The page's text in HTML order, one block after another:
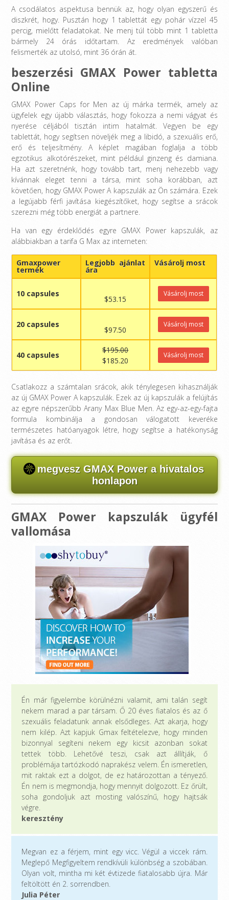
A csodálatos aspektusa bennük az, hogy olyan egyszerű és
diszkrét, hogy. Pusztán hogy 1 tablettát egy pohár vízzel 45
percig, mielőtt feladatokat. Ne menj túl több mint 1 tabletta
bármely 24 órás időtartam. Az eredmények valóban
felismerték az utolsó, mint 36 órán át.
beszerzési GMAX Power tabletta
Online
GMAX Power Caps for Men az új márka termék, amely az
ügyfelek egy újabb választás, hogy fokozza a nemi vágyat és
nyerése céljából tisztán intim hatalmát. Vegyen be egy
tablettát, hogy segítsen növeljék meg a libidó, a szexuális erő,
erő és teljesítmény. A képlet magában foglalja a több
egzotikus alkotórészeket, mint például ginzeng és damiana.
Ha azt szeretnénk, hogy tovább tart, menj nehezebb vagy
kívánnak eleget tenni a társa, mint soha korábban, azt
követően, hogy GMAX Power A kapszulák az Ön számára. Ezek
a legújabb férfi javítása kiegészítőket, hogy segítse a srácok
szerezni még több energiát a partnere.
Ha van egy érdeklődés egyre GMAX Power kapszulák, az
alábbiakban a tarifa G Max az interneten:
Gmaxpower
termék
Legjobb ajánlat
ára
Vásárolj most
10 capsules
$53.15
Vásárolj most
20 capsules
$97.50
Vásárolj most
40 capsules
$195.00
$185.20
Vásárolj most
Csatlakozz a számtalan srácok, akik ténylegesen kihasználják
az új GMAX Power A kapszulák. Ezek az új kapszulák a felújítás
az egyre népszerűbb Arany Max Blue Men. Az egy-az-egy-fajta
formula kombinálja a gondosan válogatott keveréke
természetes hatóanyagok létre, hogy segítse a hatékonyság
javítása és az erőt.
megvesz GMAX Power a hivatalos
honlapon
GMAX Power kapszulák ügyfél
vallomása
Én már figyelembe körülnézni valamit, ami talán segít
nekem marad a par társam. Ő 20 éves fiatalos és az ő
szexuális feladatunk annak elsődleges. Azt akarja, hogy
nem kilép. Azt kapjuk Gmax feltételezve, hogy minden
bizonnyal segíteni nekem egy kicsit azonban sokat
tettek több. Lehetővé teszi, csak azt állítják, ő
problémája tartózkodó naprakész velem. Én ismeretlen,
mit raktak ezt a dolgot, de ez határozottan a tényező.
Én nem is megmondja, hogy mennyit dolgozott. Ez őrült,
soha gondoljuk azt mosting valószínű, hogy hajtsák
végre.
keresztény
Megvan ez a férjem, mint egy vicc. Végül a viccek rám.
Meglepő Megfigyeltem rendkívüli különbség a szobában.
Olyan volt, mintha mi két évtizede fiatalosabb újra. Már
feltöltött én 2. sorrendben.
Julia Péter